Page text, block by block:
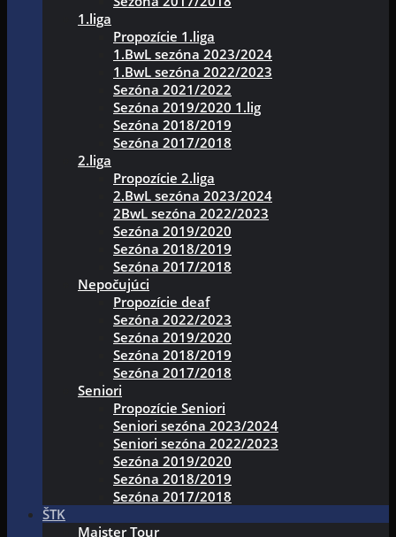
1.liga
Propozície 1.liga
1.BwL sezóna 2023/2024
1.BwL sezóna 2022/2023
Sezóna 2021/2022
Sezóna 2019/2020 1.lig
Sezóna 2018/2019
Sezóna 2017/2018
2.liga
Propozície 2.liga
2.BwL sezóna 2023/2024
2BwL sezóna 2022/2023
Sezóna 2019/2020
Sezóna 2018/2019
Sezóna 2017/2018
Nepočujúci
Propozície deaf
Sezóna 2022/2023
Sezóna 2019/2020
Sezóna 2018/2019
Sezóna 2017/2018
Seniori
Propozície Seniori
Seniori sezóna 2023/2024
Seniori sezóna 2022/2023
Sezóna 2019/2020
Sezóna 2018/2019
Sezóna 2017/2018
ŠTK
Majster Tour